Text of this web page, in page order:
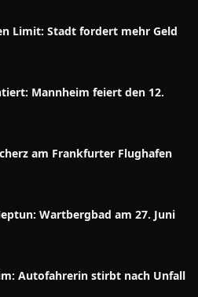
Limit: Stadt fordert mehr Geld
Mannheim feiert den 12.
am Frankfurter Flughafen
Wartbergbad am 27. Juni
Autofahrerin stirbt nach Unfall